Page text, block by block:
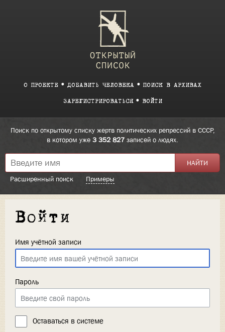
О ПРОЕКТЕ ДОБАВИТЬ ЧЕЛОВЕКА ПОИСК В АРХИВАХ
ЗАРЕГИСТРИРОВАТЬСЯ ВОЙТИ
Поиск по открытому списку жертв политических репрессий в СССР,
в котором уже 3 352 827 записей о людях.
Расширенный поиск Примеры
Войти
Имя учётной записи
Пароль
Оставаться в системе